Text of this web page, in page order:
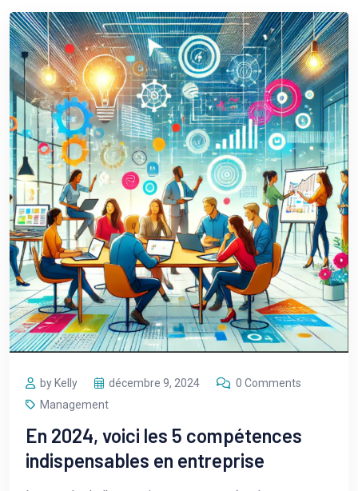
by Kelly décembre 9, 2024
0 Comments
Management
En 2024, voici les 5 compétences
indispensables en entreprise